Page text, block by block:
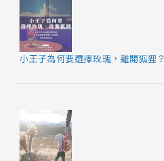
小王子為何要選擇玫瑰，離開狐狸？